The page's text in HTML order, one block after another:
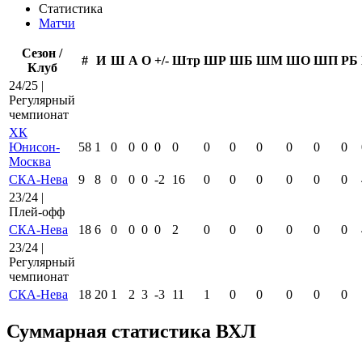
Статистика
Матчи
Сезон /
Клуб
# И Ш А О +/- Штр ШР ШБ ШМ ШО ШП РБ
24/25 |
Регулярный
чемпионат
ХК
Юнисон-
Москва
58 1 0 0 0 0 0 0 0 0 0 0 0
СКА-Нева 9 8 0 0 0 -2 16 0 0 0 0 0 0
23/24 |
Плей-офф
СКА-Нева
18 6 0 0 0 0 2 0 0 0 0 0 0
23/24 |
Регулярный
чемпионат
СКА-Нева
18 20 1 2 3 -3 11 1 0 0 0 0 0
Суммарная статистика ВХЛ